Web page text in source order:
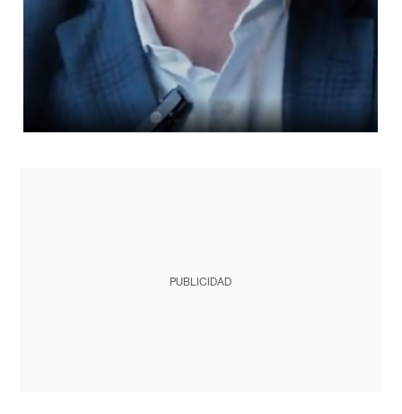
PUBLICIDAD